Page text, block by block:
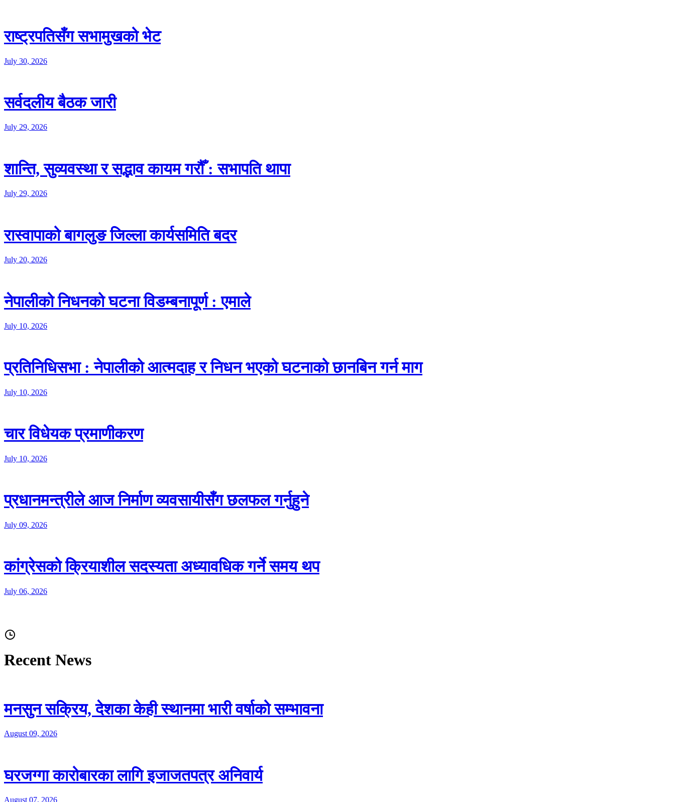
राष्ट्रपतिसँग सभामुखको भेट
July 30, 2026
सर्वदलीय बैठक जारी
July 29, 2026
शान्ति, सुव्यवस्था र सद्भाव कायम गरौँ : सभापति थापा
July 29, 2026
रास्वापाको बागलुङ जिल्ला कार्यसमिति बदर
July 20, 2026
नेपालीको निधनको घटना विडम्बनापूर्ण : एमाले
July 10, 2026
प्रतिनिधिसभा : नेपालीको आत्मदाह र निधन भएको घटनाको छानबिन गर्न माग
July 10, 2026
चार विधेयक प्रमाणीकरण
July 10, 2026
प्रधानमन्त्रीले आज निर्माण व्यवसायीसँग छलफल गर्नुहुने
July 09, 2026
कांग्रेसको क्रियाशील सदस्यता अध्यावधिक गर्ने समय थप
July 06, 2026
Recent News
मनसुन सक्रिय, देशका केही स्थानमा भारी वर्षाको सम्भावना
August 09, 2026
घरजग्गा कारोबारका लागि इजाजतपत्र अनिवार्य
August 07, 2026